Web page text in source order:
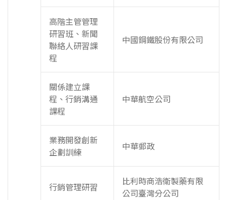
高階主管管理
研習班、新聞
聯絡人研習課
程
中國鋼鐵股份有限公司
關係建立課
程、行銷溝通
課程
中華航空公司
業務開發創新
企劃訓練
中華郵政
行銷管理研習
比利時商浩衛製藥有限
公司臺灣分公司